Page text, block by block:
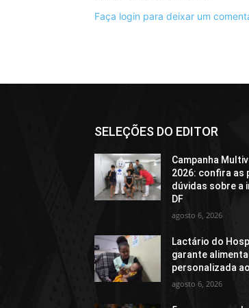
Faça login para deixar um
SELEÇÕES DO EDITOR
Campanha
2026: confira as
dúvidas sobre a
DF
agosto 6, 2026
Lactário do
garante
personalizada
agosto 6, 2026